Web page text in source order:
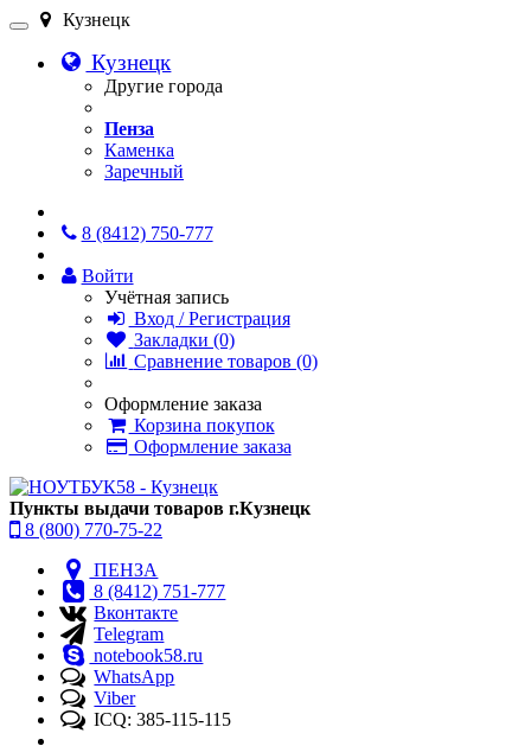
Кузнецк
Кузнецк
Другие города
Пенза
Каменка
Заречный
8 (8412) 750-777
Войти
Учётная запись
Вход / Регистрация
Закладки (0)
Сравнение товаров (0)
Оформление заказа
Корзина покупок
Оформление заказа
Пункты выдачи товаров г.Кузнецк
8 (800) 770-75-22
ПЕНЗА
8 (8412) 751-777
Вконтакте
Telegram
notebook58.ru
WhatsApp
Viber
ICQ: 385-115-115